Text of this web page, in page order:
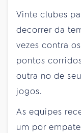
Vinte clubes
decorrer da
vezes contra
pontos
outra no de
jogos.
As equipes
um por